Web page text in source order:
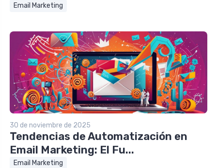
Email Marketing
30 de noviembre de 2025
Tendencias de Automatización en
Email Marketing: El Fu...
Email Marketing